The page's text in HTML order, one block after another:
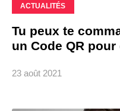
ACTUALITÉS
Tu peux te
un Code QR
23 août 2021